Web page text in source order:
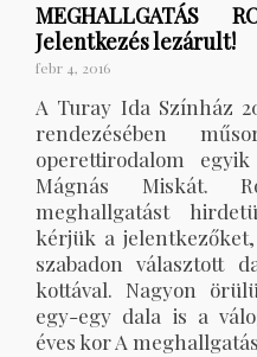
MEGHALLGATÁS
Jelentkezés lezárult!
febr 4, 2016
A Turay Ida Színház
rendezésében
operettirodalom
Mágnás Miskát.
meghallgatást
kérjük a
szabadon választott
kottával. Nagyon
egy-egy dala is a
éves kor A